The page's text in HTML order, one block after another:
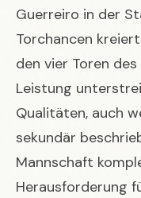
Guerreiro in der
Torchancen
den vier Toren
Leistung
Qualitäten, auch
sekundär
Mannschaft
Herausforderung